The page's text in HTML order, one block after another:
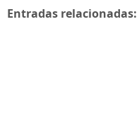
Entradas relacionadas: